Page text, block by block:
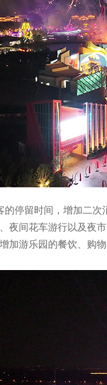
停留时间，增加二
夜间花车游行以及夜
加游乐园的餐饮、购